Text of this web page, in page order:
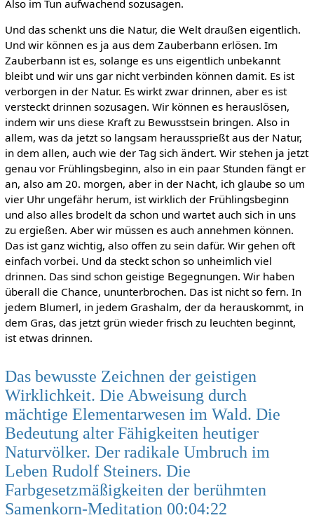
Also im Tun aufwachend sozusagen.
Und das schenkt uns die Natur, die Welt draußen eigentlich.
Und wir können es ja aus dem Zauberbann erlösen. Im
Zauberbann ist es, solange es uns eigentlich unbekannt
bleibt und wir uns gar nicht verbinden können damit. Es ist
verborgen in der Natur. Es wirkt zwar drinnen, aber es ist
versteckt drinnen sozusagen. Wir können es herauslösen,
indem wir uns diese Kraft zu Bewusstsein bringen. Also in
allem, was da jetzt so langsam heraussprießt aus der Natur,
in dem allen, auch wie der Tag sich ändert. Wir stehen ja jetzt
genau vor Frühlingsbeginn, also in ein paar Stunden fängt er
an, also am 20. morgen, aber in der Nacht, ich glaube so um
vier Uhr ungefähr herum, ist wirklich der Frühlingsbeginn
und also alles brodelt da schon und wartet auch sich in uns
zu ergießen. Aber wir müssen es auch annehmen können.
Das ist ganz wichtig, also offen zu sein dafür. Wir gehen oft
einfach vorbei. Und da steckt schon so unheimlich viel
drinnen. Das sind schon geistige Begegnungen. Wir haben
überall die Chance, ununterbrochen. Das ist nicht so fern. In
jedem Blumerl, in jedem Grashalm, der da herauskommt, in
dem Gras, das jetzt grün wieder frisch zu leuchten beginnt,
ist etwas drinnen.
Das bewusste Zeichnen der geistigen
Wirklichkeit. Die Abweisung durch
mächtige Elementarwesen im Wald. Die
Bedeutung alter Fähigkeiten heutiger
Naturvölker. Der radikale Umbruch im
Leben Rudolf Steiners. Die
Farbgesetzmäßigkeiten der berühmten
Samenkorn-Meditation 00:04:22